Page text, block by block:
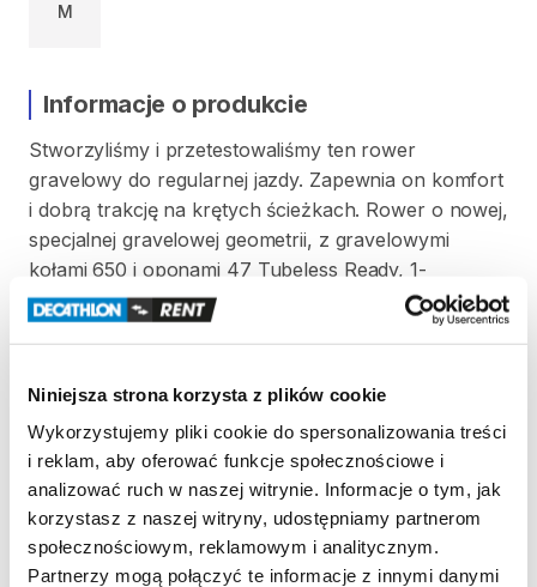
Niniejsza strona korzysta z plików cookie
Wykorzystujemy pliki cookie do spersonalizowania treści
i reklam, aby oferować funkcje społecznościowe i
analizować ruch w naszej witrynie. Informacje o tym, jak
korzystasz z naszej witryny, udostępniamy partnerom
społecznościowym, reklamowym i analitycznym.
Partnerzy mogą połączyć te informacje z innymi danymi
M
Informacje o produkcie
Stworzyliśmy i przetestowaliśmy ten rower
gravelowy do regularnej jazdy. Zapewnia on komfort
i dobrą trakcję na krętych ścieżkach. Rower o nowej​,​
specjalnej gravelowej geometrii​,​ z gravelowymi
kołami 650 i oponami 47 Tubeless Ready​,​ 1-
rzędowym napędem 11​/​42.
Strona produktu w sklepie
Zasady wypożyczenia
REGULAMIN